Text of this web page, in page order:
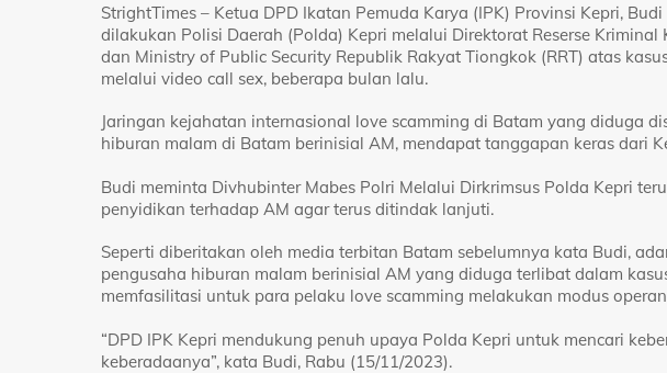
StrightTimes – Ketua DPD Ikatan Pemuda Karya (IPK) Provinsi Kepri,
dilakukan Polisi Daerah (Polda) Kepri melalui Direktorat Reserse Kriminal
dan Ministry of Public Security Republik Rakyat Tiongkok (RRT) atas
melalui video call sex, beberapa bulan lalu.
Jaringan kejahatan internasional love scamming di Batam yang diduga
hiburan malam di Batam berinisial AM, mendapat tanggapan keras dari
Budi meminta Divhubinter Mabes Polri Melalui Dirkrimsus Polda Kepri
penyidikan terhadap AM agar terus ditindak lanjuti.
Seperti diberitakan oleh media terbitan Batam sebelumnya kata Budi,
pengusaha hiburan malam berinisial AM yang diduga terlibat dalam
memfasilitasi untuk para pelaku love scamming melakukan modus
“DPD IPK Kepri mendukung penuh upaya Polda Kepri untuk mencari
keberadaanya”, kata Budi, Rabu (15/11/2023).